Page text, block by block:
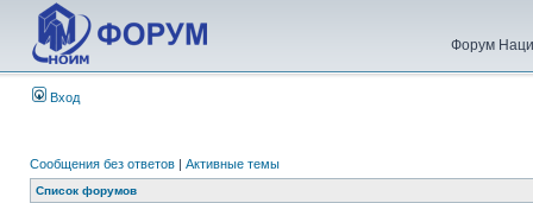
Форум
Вход
Сообщения без ответов | Активные темы
Список форумов